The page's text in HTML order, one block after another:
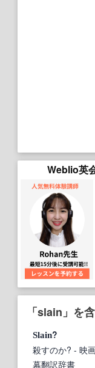
Weblio英
「slain」を
Slain?
殺すのか? - 映
幕翻訳辞書